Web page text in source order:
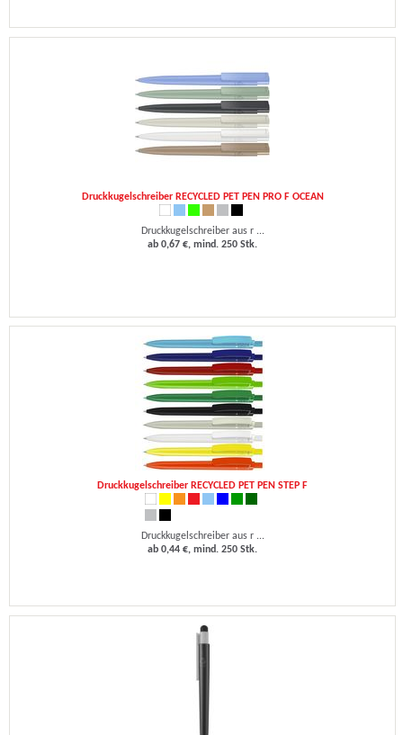
Druckkugelschreiber RECYCLED PET PEN PRO F OCEAN
Druckkugelschreiber aus r ...
ab 0,67 €, mind. 250 Stk.
Druckkugelschreiber RECYCLED PET PEN STEP F
Druckkugelschreiber aus r ...
ab 0,44 €, mind. 250 Stk.